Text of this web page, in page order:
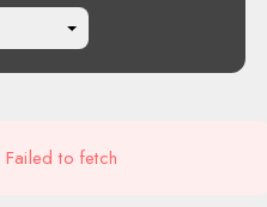
Failed to fetch